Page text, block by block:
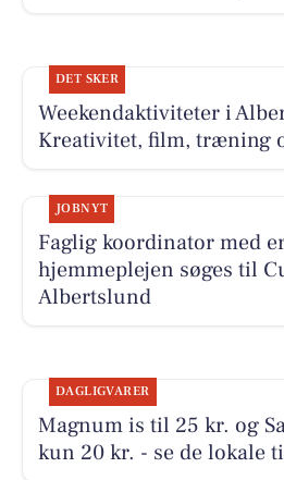
DET SKER
Weekendaktiviteter i
Kreativitet, film, træning
JOBNYT
Faglig koordinator med
hjemmeplejen søges til
Albertslund
DAGLIGVARER
Magnum is til 25 kr. og
kun 20 kr. - se de lokale